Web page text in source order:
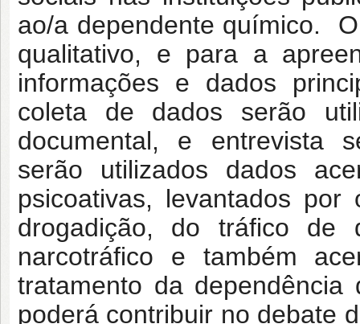
ao/a dependente químico.
qualitativo, e para a
informações e dados
coleta de dados serão
documental, e entrevista
serão utilizados dados
psicoativas, levantados
drogadição, do tráfico de
narcotráfico e também
tratamento da
poderá contribuir no debate